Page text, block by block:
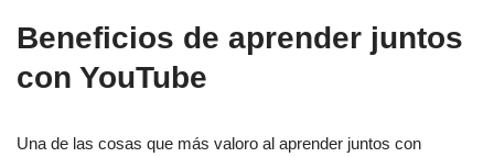
Beneficios de aprender juntos
con YouTube
Una de las cosas que más valoro al aprender juntos con